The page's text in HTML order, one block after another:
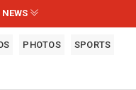
NEWS
PHOTOS SPORTS